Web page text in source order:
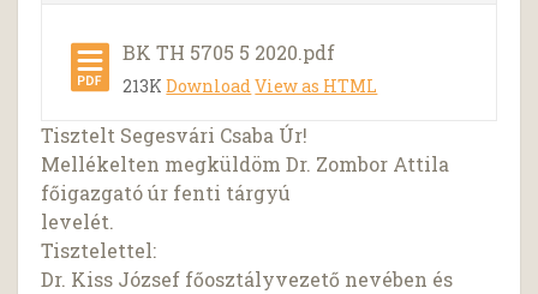
BK TH 5705 5 2020.pdf
213KDownloadView as HTML
Tisztelt Segesvári Csaba Úr!
Mellékelten megküldöm Dr. Zombor Attila
főigazgató úr fenti tárgyú
levelét.
Tisztelettel:
Dr. Kiss József főosztályvezető nevében és